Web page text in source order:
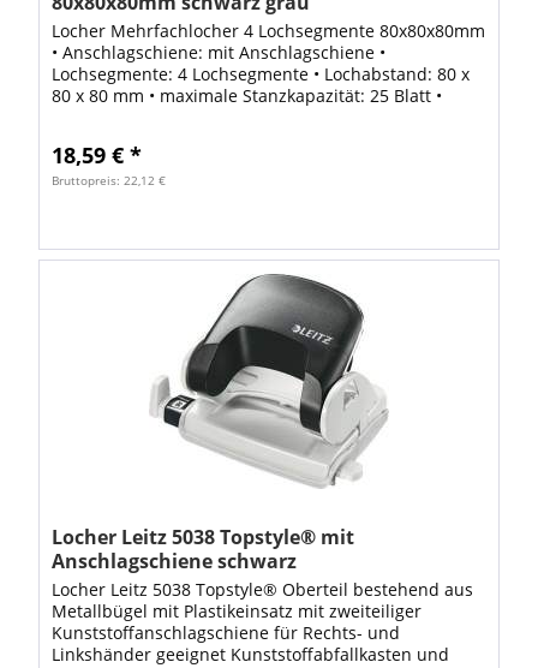
Locher Mehrfachlocher 4 Lochsegmente 80x80x80mm
• Anschlagschiene: mit Anschlagschiene •
Lochsegmente: 4 Lochsegmente • Lochabstand: 80 x
80 x 80 mm • maximale Stanzkapazität: 25 Blatt •
18,59 € *
Bruttopreis: 22,12 €
Locher Leitz 5038 Topstyle® mit
Anschlagschiene schwarz
Locher Leitz 5038 Topstyle® Oberteil bestehend aus
Metallbügel mit Plastikeinsatz mit zweiteiliger
Kunststoffanschlagschiene für Rechts- und
Linkshänder geeignet Kunststoffabfallkasten und